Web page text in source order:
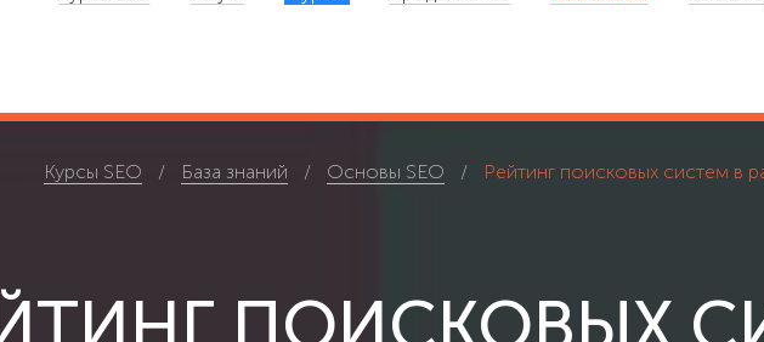
Курсы SEO База знаний Основы SEO Рейтинг поисковых систем в
ПОИСКОВЫХ